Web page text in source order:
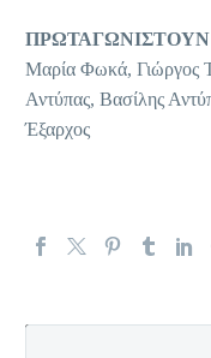
ΠΡΩΤΑΓΩΝΙΣΤΟΥΝ
Μαρία Φωκά, Γιώργος
Αντύπας, Βασίλης
Έξαρχος